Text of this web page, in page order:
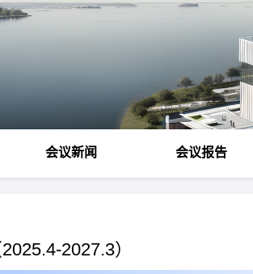
会议新闻 会议报告
2027.3）